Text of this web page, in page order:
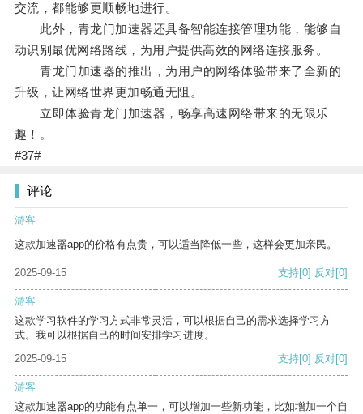
交流，都能够更顺畅地进行。
此外，青龙门加速器还具备智能连接管理功能，能够自
动识别最优网络路线，为用户提供高效的网络连接服务。
青龙门加速器的推出，为用户的网络体验带来了全新的
升级，让网络世界更加畅通无阻。
立即体验青龙门加速器，畅享高速网络带来的无限乐
趣！。
#37#
评论
游客
这款加速器app的价格有点贵，可以适当降低一些，这样会更加亲民。
2025-09-15 支持[0] 反对[0]
游客
这款学习软件的学习方式非常灵活，可以根据自己的需求选择学习方
式。我可以根据自己的时间安排学习进度。
2025-09-15
支持[0] 反对[0]
游客
这款加速器app的功能有点单一，可以增加一些新功能，比如增加一个自